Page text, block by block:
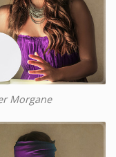
Morgane